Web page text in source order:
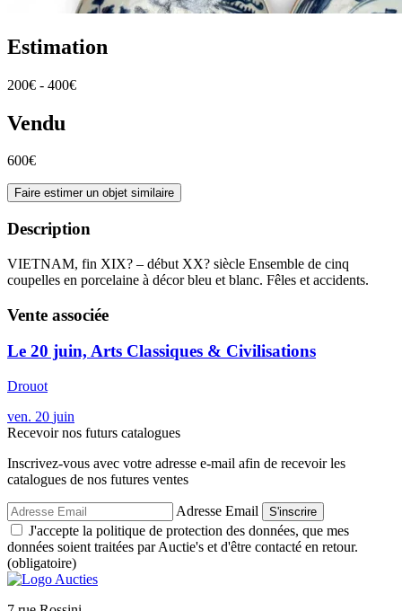
Estimation
200€ - 400€
Vendu
600€
Faire estimer un objet similaire
Description
VIETNAM, fin XIX? – début XX? siècle Ensemble de cinq
coupelles en porcelaine à décor bleu et blanc. Fêles et accidents.
Vente associée
Le 20 juin, Arts Classiques & Civilisations
Drouot
ven. 20 juin
Recevoir nos futurs catalogues
Inscrivez-vous avec votre adresse e-mail afin de recevoir les
catalogues de nos futures ventes
Adresse Email S'inscrire
J'accepte la politique de protection des données, que mes
données soient traitées par Auctie's et d'être contacté en retour.
(obligatoire)